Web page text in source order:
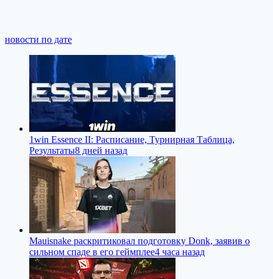
новости по дате
1win Essence II: Расписание, Турнирная Таблица,
Результаты8 дней назад
Mauisnake раскритиковал подготовку Donk, заявив о
сильном спаде в его геймплее4 часа назад